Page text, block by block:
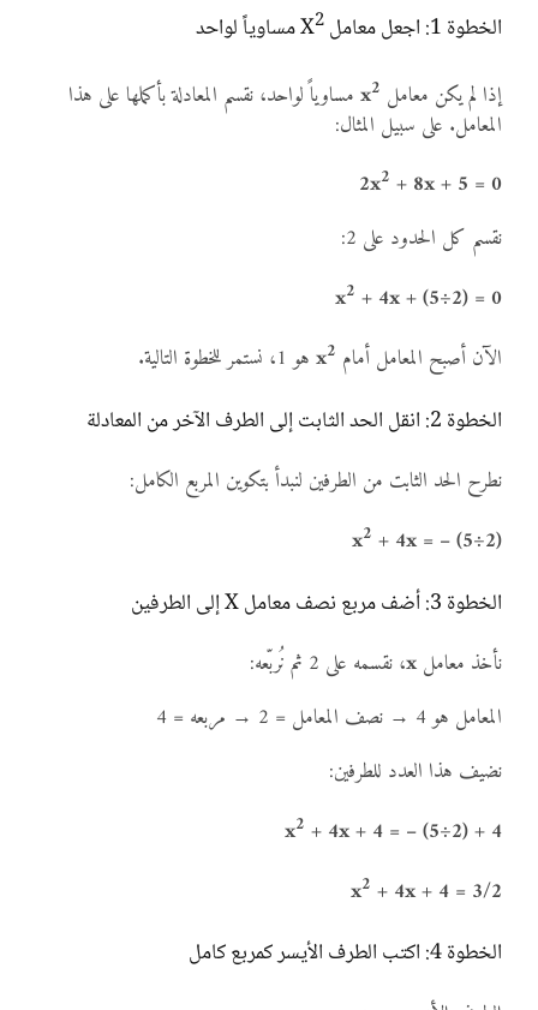
الخطوة 1: اجعل معامل X
2 مساوياً لواحد
إذا لم يكن معامل x2 مساوياً لواحد، نقسم المعادلة بأكملها على هذا
المعامل. على سبيل المثال:
2x2 + 8x + 5 = 0
نقسم كل الحدود على 2:
x2 + 4x + (5÷2) = 0
الآن أصبح المعامل أمام x2 هو 1، نستمر للخطوة التالية.
الخطوة 2: انقل الحد الثابت إلى الطرف الآخر من المعادلة
نطرح الحد الثابت من الطرفين لنبدأ بتكوين المربع الكامل:
x2 + 4x = – (5÷2)
الخطوة 3: أضف مربع نصف معامل X إلى الطرفين
نأخذ معامل x، نقسمه على 2 ثم نُربّعه:
المعامل هو 4 → نصف المعامل = 2 → مربعه = 4
نضيف هذا العدد للطرفين:
x2 + 4x + 4 = – (5÷2) + 4
x2 + 4x + 4 = 3/2
الخطوة 4: اكتب الطرف الأيسر كمربع كامل